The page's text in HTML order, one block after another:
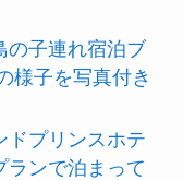
の子連れ宿泊ブ
様子を写真付き
ドプリンスホテ
ランで泊まって